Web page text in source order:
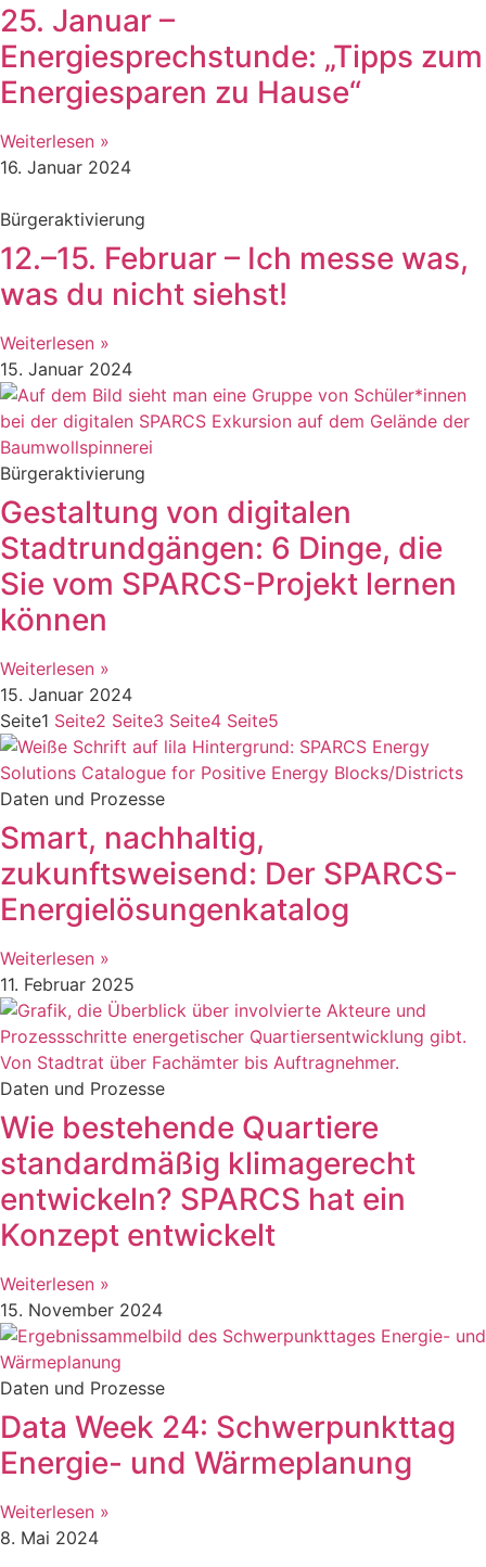
25. Januar –
Energiesprechstunde: „Tipps zum
Energiesparen zu Hause“
Weiterlesen »
16. Januar 2024
Bürgeraktivierung
12.–15. Februar – Ich messe was,
was du nicht siehst!
Weiterlesen »
15. Januar 2024
Bürgeraktivierung
Gestaltung von digitalen
Stadtrundgängen: 6 Dinge, die
Sie vom SPARCS-Projekt lernen
können
Weiterlesen »
15. Januar 2024
Seite1 Seite2 Seite3 Seite4 Seite5
Daten und Prozesse
Smart, nachhaltig,
zukunftsweisend: Der SPARCS-
Energielösungenkatalog
Weiterlesen »
11. Februar 2025
Daten und Prozesse
Wie bestehende Quartiere
standardmäßig klimagerecht
entwickeln? SPARCS hat ein
Konzept entwickelt
Weiterlesen »
15. November 2024
Daten und Prozesse
Data Week 24: Schwerpunkttag
Energie- und Wärmeplanung
Weiterlesen »
8. Mai 2024